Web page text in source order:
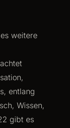
weitere
entlang
Wissen,
gibt es